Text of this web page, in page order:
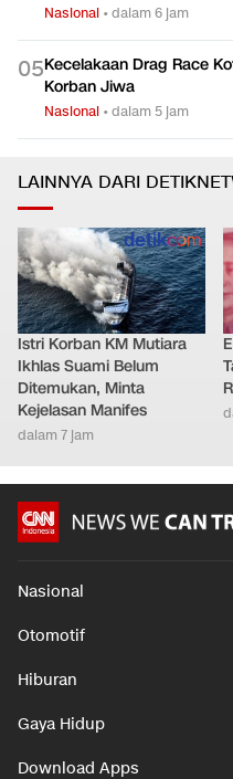
Nasional •dalam 6 jam
05Kecelakaan Drag Race
Korban Jiwa
Nasional •dalam 5 jam
LAINNYA DARI
Istri Korban KM Mutiara
Ikhlas Suami Belum
Ditemukan, Minta
Kejelasan Manifes
dalam 7 jam
Nasional
Otomotif
Hiburan
Gaya Hidup
Download Apps